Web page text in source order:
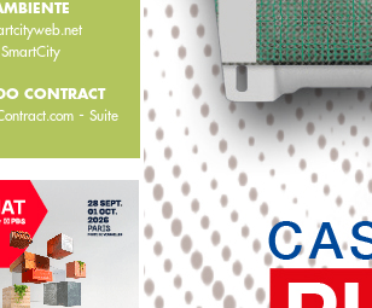
SmartCity
CONTRACT
-Suite